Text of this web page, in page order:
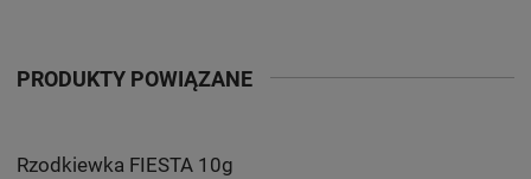
PRODUKTY POWIĄZANE
Rzodkiewka FIESTA 10g